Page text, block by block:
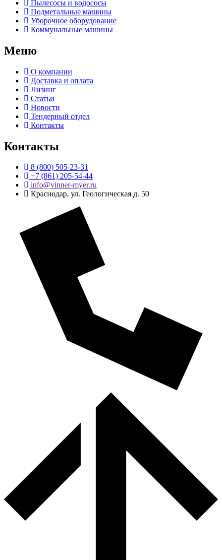
Пылесосы и водососы
Подметальные машины
Уборочное оборудование
Коммунальные машины
Меню
О компании
Доставка и оплата
Лизинг
Статьи
Новости
Тендерный отдел
Контакты
Контакты
8 (800) 505-23-31
+7 (861) 205-54-44
info@vinner-myer.ru
Краснодар, ул. Геологическая д. 50